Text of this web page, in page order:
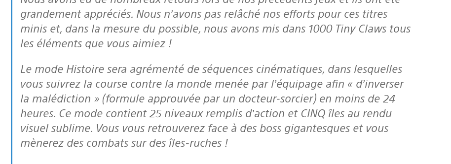
grandement appréciés. Nous n’avons pas relâché nos efforts pour ces titres
minis et, dans la mesure du possible, nous avons mis dans 1000 Tiny Claws tous
les éléments que vous aimiez !
Le mode Histoire sera agrémenté de séquences cinématiques, dans lesquelles
vous suivrez la course contre la monde menée par l’équipage afin « d’inverser
la malédiction » (formule approuvée par un docteur-sorcier) en moins de 24
heures. Ce mode contient 25 niveaux remplis d’action et CINQ îles au rendu
visuel sublime. Vous vous retrouverez face à des boss gigantesques et vous
mènerez des combats sur des îles-ruches !